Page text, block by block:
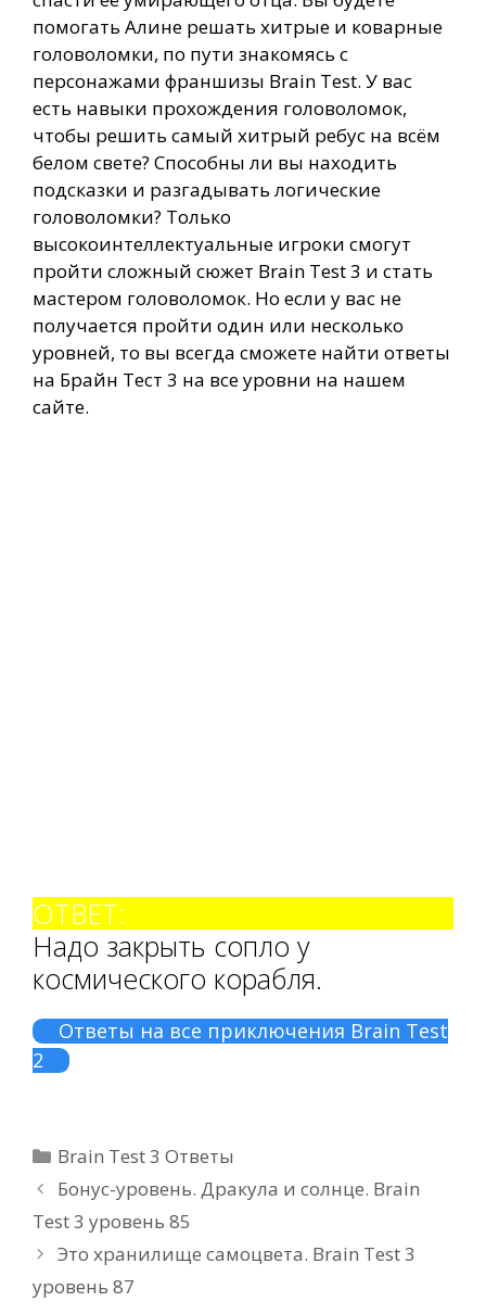
помогать Алине решать хитрые и коварные
головоломки, по пути знакомясь с
персонажами франшизы Brain Test. У вас
есть навыки прохождения головоломок,
чтобы решить самый хитрый ребус на всём
белом свете? Способны ли вы находить
подсказки и разгадывать логические
головоломки? Только
высокоинтеллектуальные игроки смогут
пройти сложный сюжет Brain Test 3 и стать
мастером головоломок. Но если у вас не
получается пройти один или несколько
уровней, то вы всегда сможете найти ответы
на Брайн Тест 3 на все уровни на нашем
сайте.
ОТВЕТ:
Надо закрыть сопло у
космического корабля.
Ответы на все приключения Brain Test
2
Рубрики
Brain Test 3 Ответы
Бонус-уровень. Дракула и солнце. Brain
Test 3 уровень 85
Это хранилище самоцвета. Brain Test 3
уровень 87